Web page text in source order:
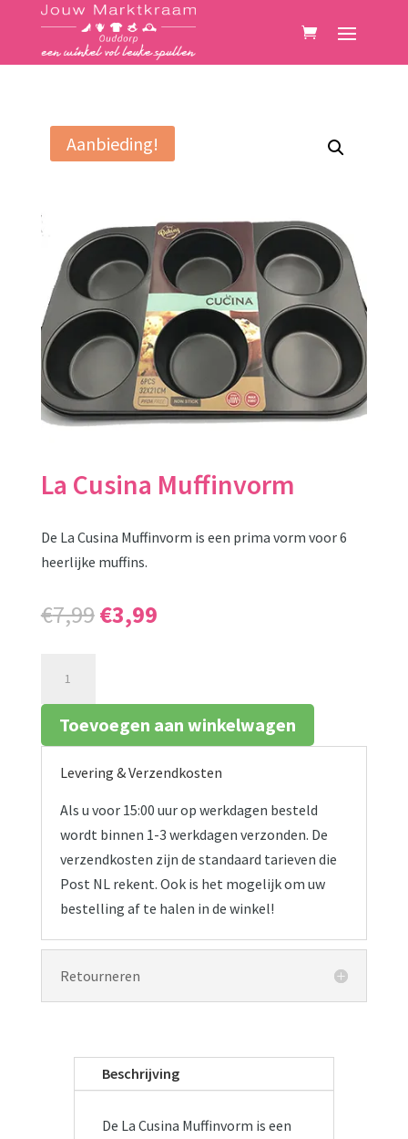
Aanbieding!
La Cusina Muffinvorm
De La Cusina Muffinvorm is een prima vorm voor 6
heerlijke muffins.
€7,99Oorspronkelijke
prijs
€3,99Huidige
Cusina
Muffinvorm
aantal
Toevoegen aan winkelwagen
Levering & Verzendkosten
Als u voor 15:00 uur op werkdagen besteld
wordt binnen 1-3 werkdagen verzonden. De
verzendkosten zijn de standaard tarieven die
Post NL rekent. Ook is het mogelijk om uw
bestelling af te halen in de winkel!
Retourneren
Beschrijving
De La Cusina Muffinvorm is een